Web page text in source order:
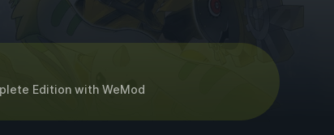
Editionwith WeMod